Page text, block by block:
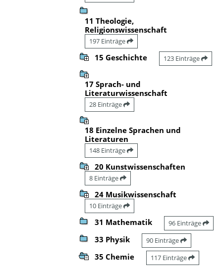
11 Theologie,
Religionswissenschaft
197 Einträge
15 Geschichte 123 Einträge
17 Sprach- und
Literaturwissenschaft
28 Einträge
18 Einzelne Sprachen und
Literaturen
148 Einträge
20 Kunstwissenschaften
8 Einträge
24 Musikwissenschaft
10 Einträge
31 Mathematik 96 Einträge
33 Physik 90 Einträge
35 Chemie 117 Einträge